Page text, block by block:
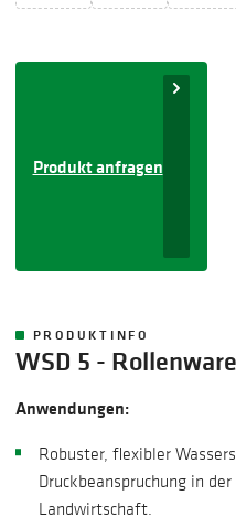
Produkt anfragen
PRODUKTINFO
WSD 5 - Rollenware
Anwendungen:
Robuster, flexibler
Druckbeanspruchung in
Landwirtschaft.